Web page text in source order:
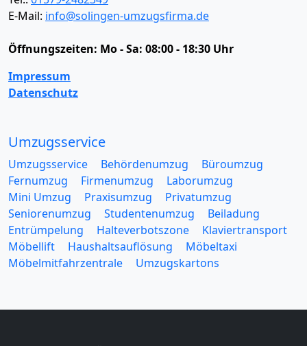
E-Mail: info@solingen-umzugsfirma.de
Öffnungszeiten: Mo - Sa: 08:00 - 18:30 Uhr
Impressum
Datenschutz
Umzugsservice
Umzugsservice Behördenumzug
Büroumzug
Fernumzug
Firmenumzug
Laborumzug
Mini Umzug
Praxisumzug
Privatumzug
Seniorenumzug
Studentenumzug
Beiladung
Entrümpelung
Halteverbotszone
Klaviertransport
Möbellift
Haushaltsauflösung
Möbeltaxi
Möbelmitfahrzentrale
Umzugskartons